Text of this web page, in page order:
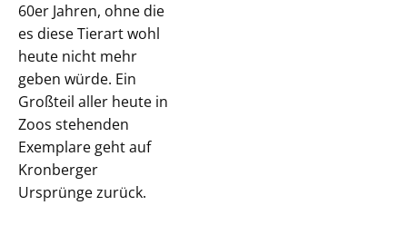
60er Jahren, ohne die
es diese Tierart wohl
heute nicht mehr
geben würde. Ein
Großteil aller heute in
Zoos stehenden
Exemplare geht auf
Kronberger
Ursprünge zurück.